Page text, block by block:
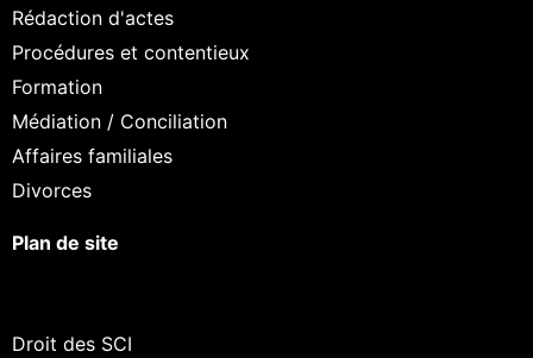
Rédaction d'actes
Procédures et contentieux
Formation
Médiation / Conciliation
Affaires familiales
Divorces
Plan de site
Droit des SCI